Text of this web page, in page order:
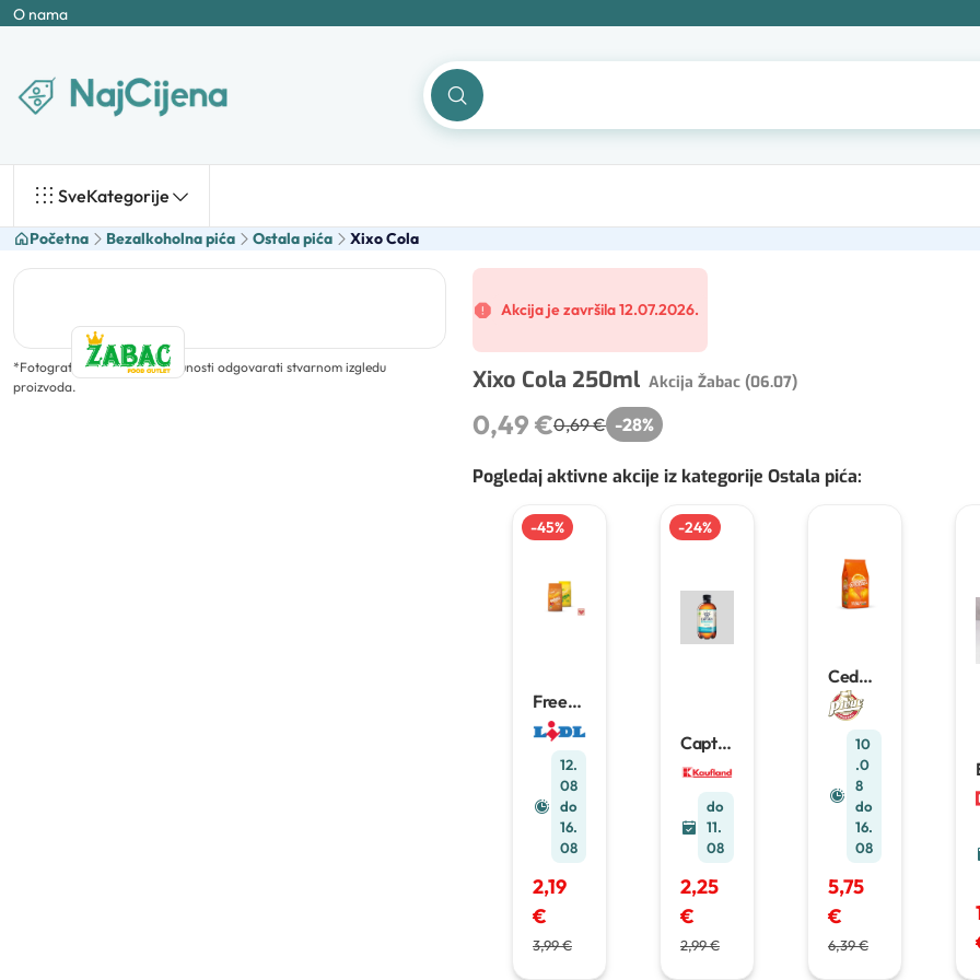
O nama
SveKategorije
Početna Bezalkoholna pića Ostala pića Xixo Cola
*Fotografija ne mora u potpunosti odgovarati stvarnom izgledu
proizvoda.
Akcija je završila 12.07.2026.
Xixo Cola 250ml Akcija Žabac (06.07)
0,49 €0,69 € -28%
Pogledaj aktivne akcije iz kategorije Ostala pića:
-45%
Freew
ay
Instant
napita
1 kg
12.
08
do
16.
08
2,19
€
3,99 €
-24%
Captai
Kombu
cha
400
ml
do
11.
08
2,25
€
2,99 €
Cedevi
ta
Instant
napita
900
10
.0
8
do
16.
08
5,75
€
6,39 €